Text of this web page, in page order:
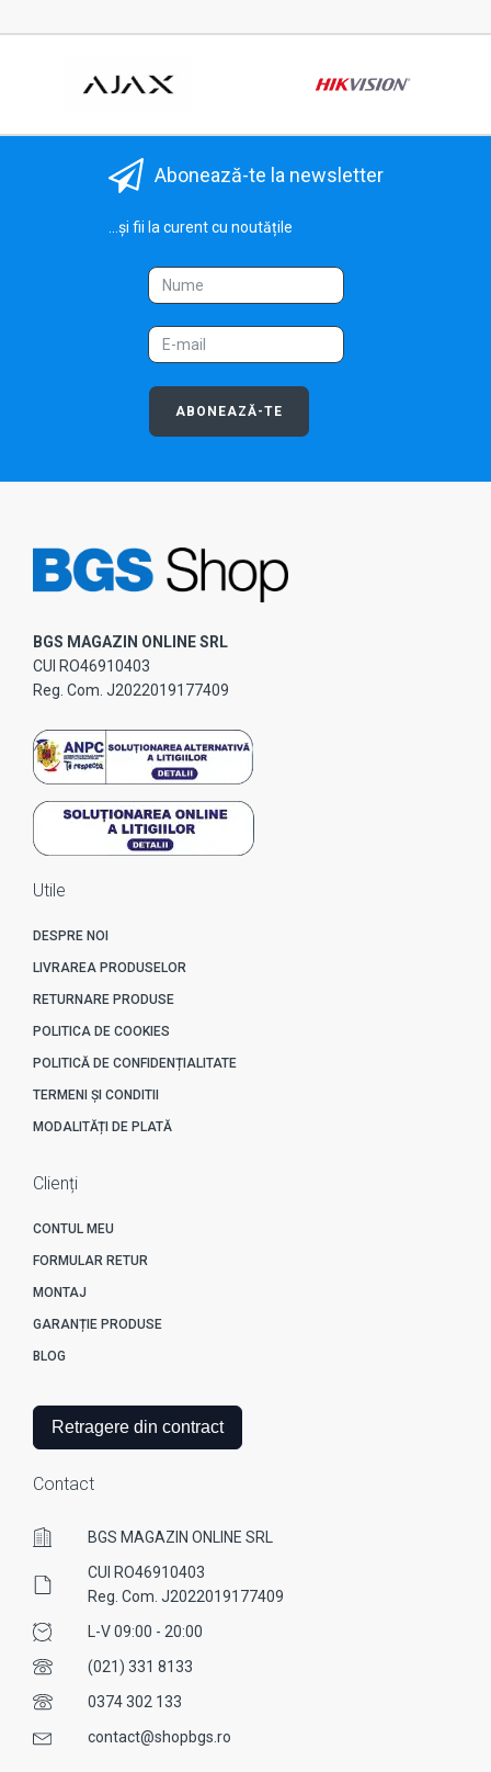
Abonează-te la newsletter
...și fii la curent cu noutățile
ABONEAZĂ-TE
BGS MAGAZIN ONLINE SRL
CUI RO46910403
Reg. Com. J2022019177409
Utile
DESPRE NOI
LIVRAREA PRODUSELOR
RETURNARE PRODUSE
POLITICA DE COOKIES
POLITICĂ DE CONFIDENȚIALITATE
TERMENI ȘI CONDITII
MODALITĂȚI DE PLATĂ
Clienți
CONTUL MEU
FORMULAR RETUR
MONTAJ
GARANȚIE PRODUSE
BLOG
Retragere din contract
Contact
BGS MAGAZIN ONLINE SRL
CUI RO46910403
Reg. Com. J2022019177409
L-V 09:00 - 20:00
(021) 331 8133
0374 302 133
contact@shopbgs.ro